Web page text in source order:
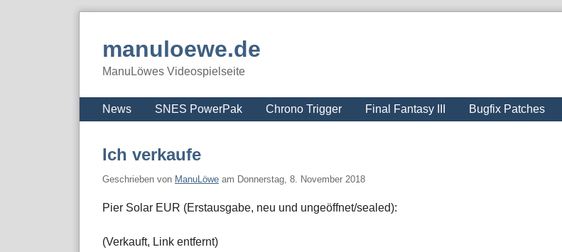
manuloewe.de
ManuLöwes Videospielseite
Navigation
News SNES PowerPak Chrono Trigger Final Fantasy III Bugfix Patches
Ich verkaufe
Geschrieben von ManuLöwe am Donnerstag, 8. November 2018
Pier Solar EUR (Erstausgabe, neu und ungeöffnet/sealed):
(Verkauft, Link entfernt)